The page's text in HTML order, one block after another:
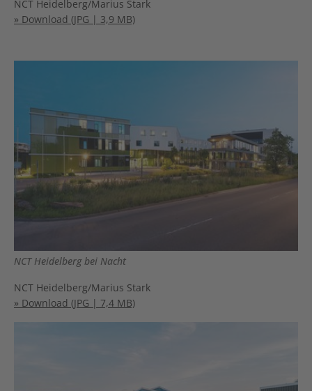
NCT Heidelberg/Marius Stark
» Download (JPG | 3,9 MB)
NCT Heidelberg bei Nacht
NCT Heidelberg/Marius Stark
» Download (JPG | 7,4 MB)